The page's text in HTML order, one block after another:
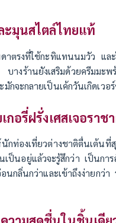
ะมุนสไตล์ไทยแท้
ดาตรงที่ใช้กะทิแทนนมวัว
างร้านยังเสริมด้วยครีมม
กจะกลายเป็นเค้กวันเกิดเว
กอรี่ฝรั่งเศสเจอราช
กท่องเที่ยวต่างชาติตื่นเต้น
นอยู่แล้วจะรู้สึกว่า เป็นกา
นกลิ่นกว่าและเข้าถึงง่ายก